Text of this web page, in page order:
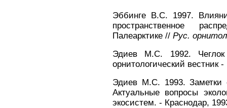
Эббинге В.С. 1997.
пространственное
Палеарктике // Рус.
Эдиев М.С. 1992.
орнитологический
Эдиев М.С. 1993.
Актуальные вопросы
экосистем. - Краснодар,